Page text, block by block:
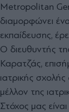
Metropolitan
διαμορφώνει
εκπαίδευσης,
Ο διευθυντής
Καρατζάς,
ιατρικής
μέλλον της
Στόχος μας